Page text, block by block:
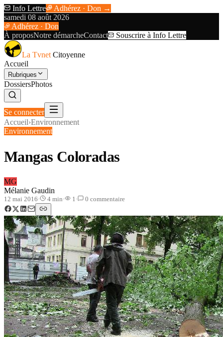
Info Lettre
Adhérez · Don →
samedi 08 août 2026
Adhérez · Don
À proposNotre démarcheContact Souscrire à Info Lettre
La Tvnet Citoyenne
Accueil
Rubriques
DossiersPhotos
Se connecter
Accueil›Environnement
Environnement
Mangas Coloradas
MG
Mélanie Gaudin
12 mai 2016· 4 min· 1 · 0 commentaire